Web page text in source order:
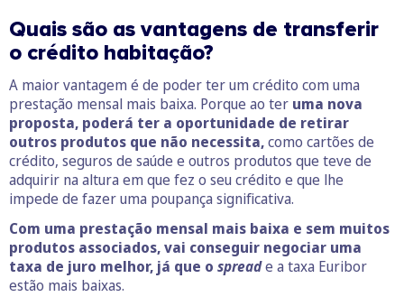
Quais são as vantagens de transferir
o crédito habitação?
A maior vantagem é de poder ter um crédito com uma
prestação mensal mais baixa. Porque ao ter uma nova
proposta, poderá ter a oportunidade de retirar
outros produtos que não necessita,como cartões de
crédito, seguros de saúde e outros produtos que teve de
adquirir na altura em que fez o seu crédito e que lhe
impede de fazer uma poupança significativa.
Com uma prestação mensal mais baixa e sem muitos
produtos associados, vai conseguir negociar uma
taxa de juro melhor, já que o spreade a taxa Euribor
estão mais baixas.